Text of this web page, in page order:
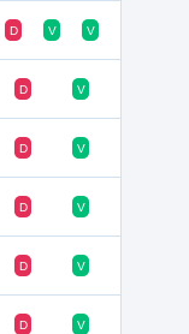
D V V
D V
D V
D V
D V
D V